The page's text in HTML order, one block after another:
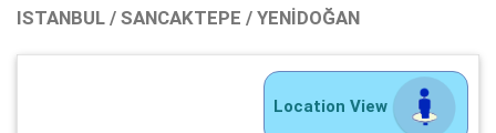
ISTANBUL / SANCAKTEPE / YENIDOĞAN
Location View